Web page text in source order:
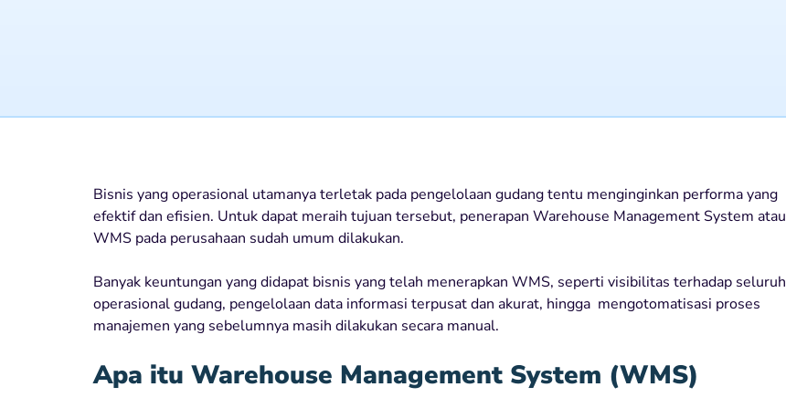
Bisnis yang operasional utamanya terletak pada pengelolaan gudang tentu menginginkan performa yang
efektif dan efisien. Untuk dapat meraih tujuan tersebut, penerapan Warehouse Management System atau
WMS pada perusahaan sudah umum dilakukan.
Banyak keuntungan yang didapat bisnis yang telah menerapkan WMS, seperti visibilitas terhadap seluruh
operasional gudang, pengelolaan data informasi terpusat dan akurat, hingga mengotomatisasi proses
manajemen yang sebelumnya masih dilakukan secara manual.
Apa itu Warehouse Management System (WMS)